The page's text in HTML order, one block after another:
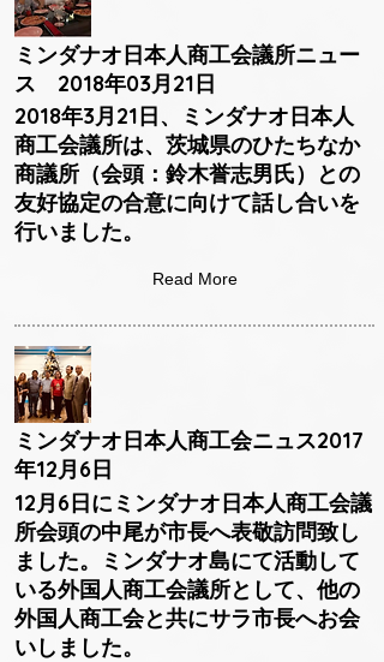
ミンダナオ日本人商工会議所ニュー
ス 2018年03月21日
2018年3月21日、ミンダナオ日本人
商工会議所は、茨城県のひたちなか
商議所（会頭：鈴木誉志男氏）との
友好協定の合意に向けて話し合いを
行いました。
Read More
ミンダナオ日本人商工会ニュス2017
年12月6日
12月6日にミンダナオ日本人商工会議
所会頭の中尾が市長へ表敬訪問致し
ました。ミンダナオ島にて活動して
いる外国人商工会議所として、他の
外国人商工会と共にサラ市長へお会
いしました。